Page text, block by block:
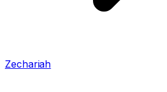
Zechariah